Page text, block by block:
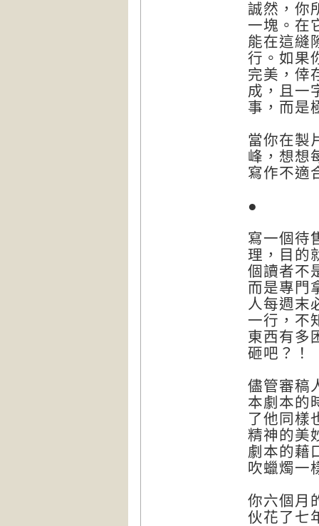
誠然，你
一塊。在
能在這縫
行。如果
完美，倖
成，且一
事，而是
當你在製
峰，想想
寫作不適
●
寫一個待
理，目的
個讀者不
而是專門
人每週末
一行，不
東西有多
砸吧？！
儘管審稿
本劇本的
了他同樣
精神的美
劇本的藉
吹蠟燭一
你六個月
伙花了七